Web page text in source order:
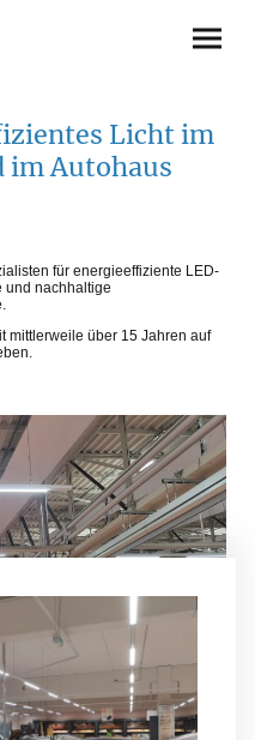
Licht im
im Autohaus
für energieeffiziente LED-
und nachhaltige
mittlerweile über 15 Jahren auf